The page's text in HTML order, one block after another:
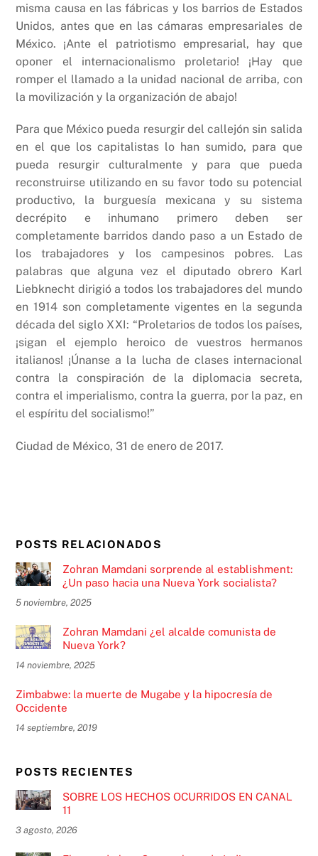
misma causa en las fábricas y los barrios de Estados
Unidos, antes que en las cámaras empresariales de
México. ¡Ante el patriotismo empresarial, hay que
oponer el internacionalismo proletario! ¡Hay que
romper el llamado a la unidad nacional de arriba, con
la movilización y la organización de abajo!
Para que México pueda resurgir del callejón sin salida
en el que los capitalistas lo han sumido, para que
pueda resurgir culturalmente y para que pueda
reconstruirse utilizando en su favor todo su potencial
productivo, la burguesía mexicana y su sistema
decrépito e inhumano primero deben ser
completamente barridos dando paso a un Estado de
los trabajadores y los campesinos pobres. Las
palabras que alguna vez el diputado obrero Karl
Liebknecht dirigió a todos los trabajadores del mundo
en 1914 son completamente vigentes en la segunda
década del siglo XXI: “Proletarios de todos los países,
¡sigan el ejemplo heroico de vuestros hermanos
italianos! ¡Únanse a la lucha de clases internacional
contra la conspiración de la diplomacia secreta,
contra el imperialismo, contra la guerra, por la paz, en
el espíritu del socialismo!”
Ciudad de México, 31 de enero de 2017.
POSTS RELACIONADOS
Zohran Mamdani sorprende al establishment:
¿Un paso hacia una Nueva York socialista?
5 noviembre, 2025
Zohran Mamdani ¿el alcalde comunista de
Nueva York?
14 noviembre, 2025
Zimbabwe: la muerte de Mugabe y la hipocresía de
Occidente
14 septiembre, 2019
POSTS RECIENTES
SOBRE LOS HECHOS OCURRIDOS EN CANAL
11
3 agosto, 2026